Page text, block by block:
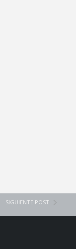
SIGUIENTE POST